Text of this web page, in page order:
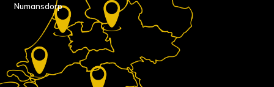
Numansdorp